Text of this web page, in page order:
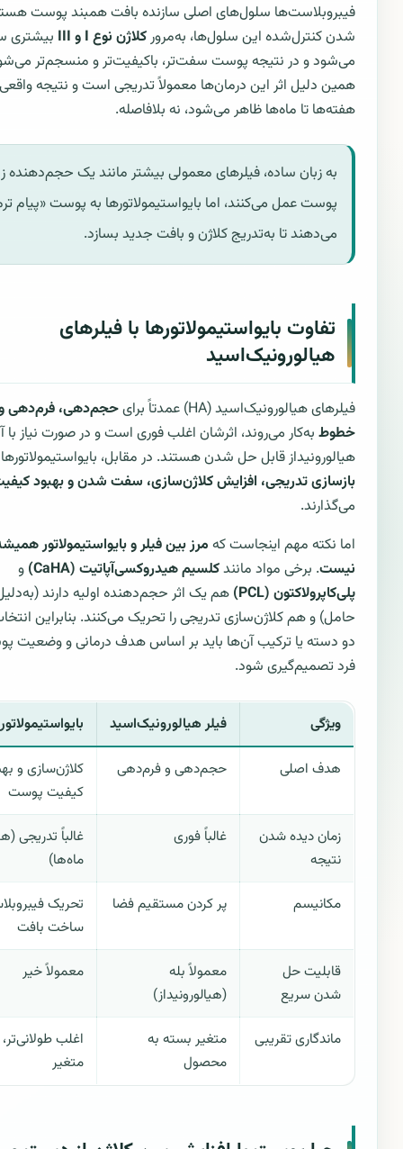
فیبروبلاست‌ها سلول‌های اصلی سازنده بافت همبند پوست
شدن کنترل‌شده این سلول‌ها، به‌مرورکلاژن نوع I و III
بیشتری
می‌شود و در نتیجه پوست سفت‌تر، باکیفیت‌تر و منسجم‌تر
همین دلیل اثر این درمان‌ها معمولاً تدریجی است و نتیجه
هفته‌ها تا ماه‌ها ظاهر می‌شود، نه بلافاصله.
به زبان ساده، فیلرهای معمولی بیشتر مانند یک حجم‌دهنده
پوست عمل می‌کنند، اما بایواستیمولاتورها به پوست «پیام
می‌دهند تا به‌تدریج کلاژن و بافت جدید بسازد.
تفاوت بایواستیمولاتورها با فیلرهای
هیالورونیک‌اسید
فیلرهای هیالورونیک‌اسید (HA) عمدتاً برای
حجم‌دهی، فرم‌دهی
خطوط به‌کار می‌روند، اثرشان اغلب فوری است و در صورت نیاز با
هیالورونیداز قابل حل شدن هستند. در مقابل،
بازسازی تدریجی، افزایش کلاژن‌سازی، سفت شدن و بهبود
می‌گذارند.
اما نکته مهم اینجاست که مرز بین فیلر و بایواستیمولاتور
نیست. برخی مواد مانندکلسیم هیدروکسی‌آپاتیت (CaHA)
و
پلی‌کاپرولاکتون (PCL)
هم یک اثر حجم‌دهنده اولیه دارند
حامل) و هم کلاژن‌سازی تدریجی را تحریک می‌کنند. بنابراین
دو دسته یا ترکیب آن‌ها باید بر اساس هدف درمانی و وضعیت
فرد تصمیم‌گیری شود.
ویژگی فیلر هیالورونیک‌اسید بایواستیمولاتور
هدف اصلی حجم‌دهی و فرم‌دهی
کلاژن‌سازی و
کیفیت پوست
زمان دیده شدن
نتیجه
غالباً فوری
غالباً تدریجی
ماه‌ها)
مکانیسم پر کردن مستقیم فضا
تحریک
ساخت بافت
قابلیت حل
شدن سریع
معمولاً بله
(هیالورونیداز)
معمولاً خیر
ماندگاری تقریبی
متغیر بسته به
محصول
اغلب طولانی‌تر،
متغیر